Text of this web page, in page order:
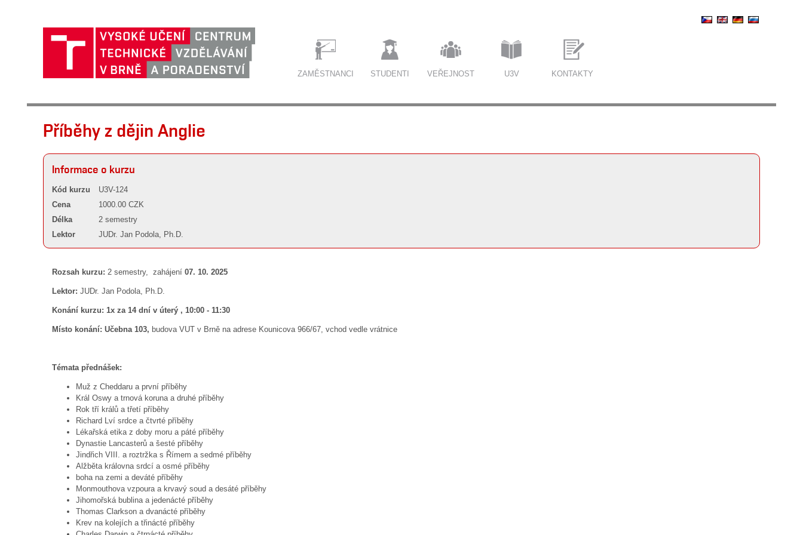
ZAMĚSTNANCI STUDENTI VEŘEJNOST U3V KONTAKTY
Příběhy z dějin Anglie
Informace o kurzu
Kód kurzu
U3V-124
Cena
1000.00 CZK
Délka
2 semestry
Lektor
JUDr. Jan Podola, Ph.D.
Rozsah kurzu: 2 semestry, zahájení 07. 10. 2025
Lektor: JUDr. Jan Podola, Ph.D.
Konání kurzu: 1x za 14 dní v úterý , 10:00 - 11:30
Místo konání: Učebna 103, budova VUT v Brně na adrese Kounicova 966/67, vchod vedle vrátnice
Témata přednášek:
Muž z Cheddaru a první příběhy
Král Oswy a trnová koruna a druhé příběhy
Rok tří králů a třetí příběhy
Richard Lví srdce a čtvrté příběhy
Lékařská etika z doby moru a páté příběhy
Dynastie Lancasterů a šesté příběhy
Jindřich VIII. a roztržka s Římem a sedmé příběhy
Alžběta královna srdcí a osmé příběhy
boha na zemi a deváté příběhy
Monmouthova vzpoura a krvavý soud a desáté příběhy
Jihomořská bublina a jedenácté příběhy
Thomas Clarkson a dvanácté příběhy
Krev na kolejích a třinácté příběhy